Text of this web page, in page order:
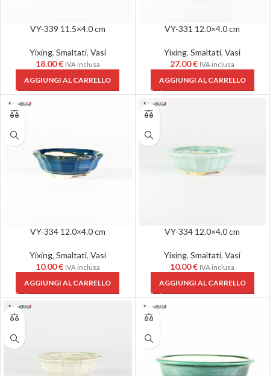
VY-339 11.5×4.0 cm
Yixing, Smaltati, Vasi
18.00€ IVA inclusa
AGGIUNGI AL CARRELLO
VY-331 12.0×4.0 cm
Yixing,Smaltati,Vasi
27.00€ IVA inclusa
AGGIUNGI AL CARRELLO
VY-334 12.0×4.0 cm
Yixing, Smaltati, Vasi
10.00€ IVA inclusa
AGGIUNGI AL CARRELLO
VY-334 12.0×4.0 cm
Yixing,Smaltati,Vasi
10.00€ IVA inclusa
AGGIUNGI AL CARRELLO